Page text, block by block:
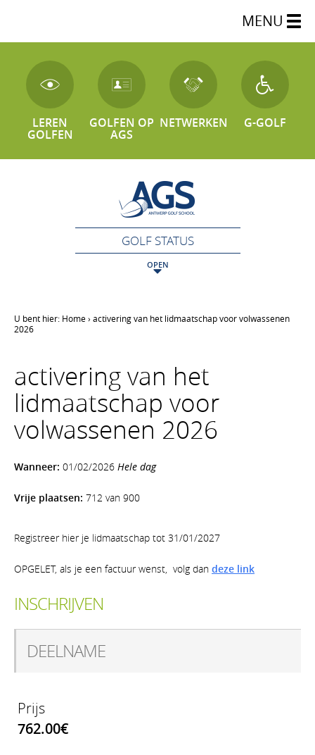
MENU
LEREN
GOLFEN
GOLFEN OP
AGS
NETWERKEN G-GOLF
GOLF STATUS
OPEN
U bent hier: Home› activering van het lidmaatschap voor volwassenen
2026
activering van het
lidmaatschap voor
volwassenen 2026
Wanneer: 01/02/2026 Hele dag
Vrije plaatsen: 712 van 900
Registreer hier je lidmaatschap tot 31/01/2027
OPGELET, als je een factuur wenst, volg dan deze link
INSCHRIJVEN
DEELNAME
Prijs
762.00€